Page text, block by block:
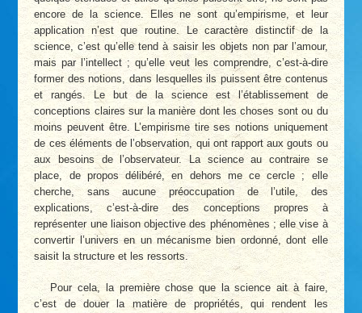
encore de la science. Elles ne sont qu’empirisme, et leur
application n’est que routine. Le caractère distinctif de la
science, c’est qu’elle tend à saisir les objets non par l’amour,
mais par l’intellect ; qu’elle veut les comprendre, c’est-à-dire
former des notions, dans lesquelles ils puissent être contenus
et rangés. Le but de la science est l’établissement de
conceptions claires sur la manière dont les choses sont ou du
moins peuvent être. L’empirisme tire ses notions uniquement
de ces éléments de l’observation, qui ont rapport aux gouts ou
aux besoins de l’observateur. La science au contraire se
place, de propos délibéré, en dehors me ce cercle ; elle
cherche, sans aucune préoccupation de l’utile, des
explications, c’est-à-dire des conceptions propres à
représenter une liaison objective des phénomènes ; elle vise à
convertir l’univers en un mécanisme bien ordonné, dont elle
saisit la structure et les ressorts.
Pour cela, la première chose que la science ait à faire,
c’est de douer la matière de propriétés, qui rendent les